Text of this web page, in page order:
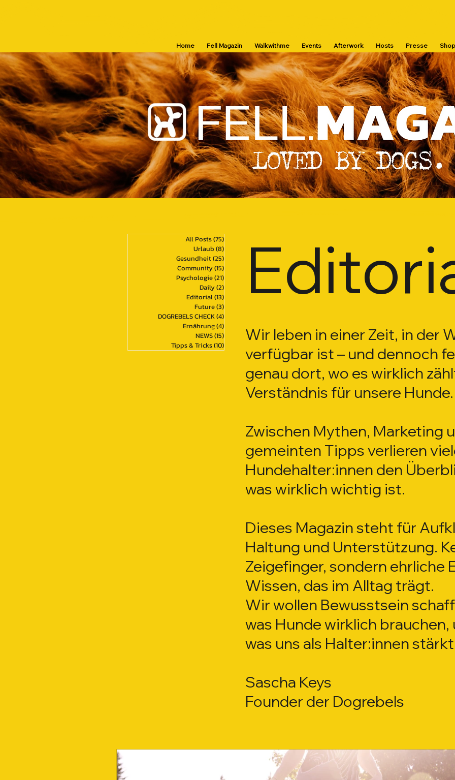
All Posts(75)75 Beiträge
Urlaub (8)8 Beiträge
Gesundheit(25)25 Beiträge
Community(15)15 Beiträge
Psychologie(21)21 Beiträge
Daily(2)2 Beiträge
Editorial(13)13 Beiträge
Future(3)3 Beiträge
DOGREBELS CHECK(4)4 Beiträge
Ernährung(4)4 Beiträge
NEWS(15)15 Beiträge
Tipps & Tricks(10)10 Beiträge
Wir leben in einer Zeit, in der
verfügbar ist – und dennoch
genau dort, wo es wirklich
Verständnis für unsere Hunde.
Zwischen Mythen, Marketing
gemeinten Tipps verlieren
Hundehalter:innen den
was wirklich wichtig ist.
Dieses Magazin steht für
Haltung und Unterstützung.
Zeigefinger, sondern ehrliche
Wissen, das im Alltag trägt.
Wir wollen Bewusstsein
was Hunde wirklich brauchen,
was uns als Halter:innen
Sascha Keys
Founder der Dogrebels
Home Fell Magazin Walkwithme Events Afterwork Hosts Presse